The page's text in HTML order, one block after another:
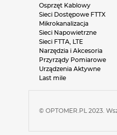
Osprzęt Kablowy
Sieci Dostępowe FTTX
Mikrokanalizacja
Sieci Napowietrzne
Sieci FTTA, LTE
Narzędzia i Akcesoria
Przyrządy Pomiarowe
Urządzenia Aktywne
Last mile
© OPTOMER.PL 2023.